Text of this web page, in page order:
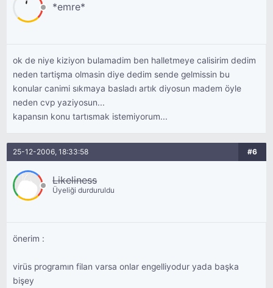
*emre*
ok de niye kiziyon bulamadim ben halletmeye calisirim dedim
neden tartişma olmasin diye dedim sende gelmissin bu
konular canimi sıkmaya basladı artık diyosun madem öyle
neden cvp yaziyosun...
kapansın konu tartısmak istemiyorum...
25-12-2006, 18:33:58 #6
Likeliness
Üyeliği durduruldu
önerim :
virüs programın filan varsa onlar engelliyodur yada başka
bişey